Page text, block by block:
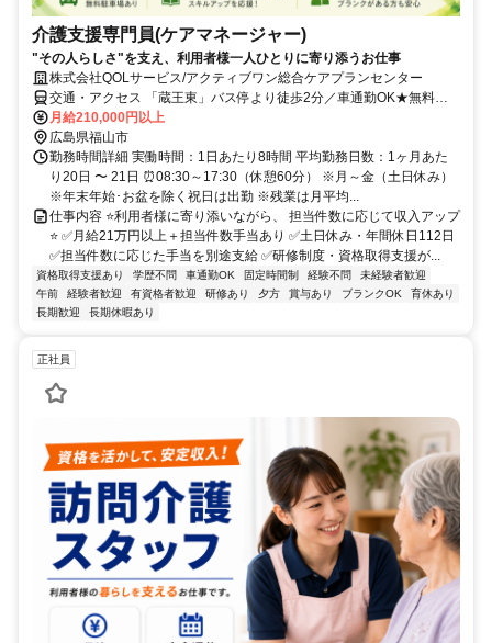
介護支援専門員(ケアマネージャー)
"その人らしさ"を支え、利用者様一人ひとりに寄り添うお仕事
株式会社QOLサービス/アクティブワン総合ケアプランセンター
交通・アクセス 「蔵王東」バス停より徒歩2分／車通勤OK★無料駐
車場あり
月給210,000円以上
広島県福山市
勤務時間詳細 実働時間：1日あたり8時間 平均勤務日数：1ヶ月あた
り20日 〜 21日 ⏰08:30～17:30（休憩60分） ※月～金（土日休み）
※年末年始･お盆を除く祝日は出勤 ※残業は月平均...
仕事内容 ⭐利用者様に寄り添いながら、 担当件数に応じて収入アップ
⭐ ✅月給21万円以上＋担当件数手当あり ✅土日休み・年間休日112日
✅担当件数に応じた手当を別途支給 ✅研修制度・資格取得支援が...
資格取得支援あり 学歴不問 車通勤OK 固定時間制 経験不問
未経験者歓迎
午前
経験者歓迎 有資格者歓迎 研修あり 夕方 賞与あり ブランクOK
育休あり
長期歓迎
長期休暇あり
正社員